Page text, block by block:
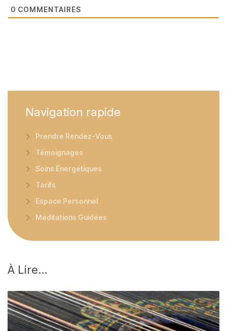
0 COMMENTAIRES
Navigation rapide
Prendre Rendez-Vous
Témoignages
Soins Énergétiques
Tarifs
Espace Personnel
Méditations Guidées
À Lire…